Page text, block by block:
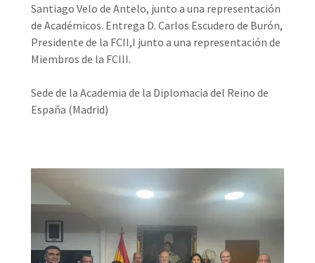
Santiago Velo de Antelo, junto a una representación
de Académicos. Entrega D. Carlos Escudero de Burón,
Presidente de la FCII,I junto a una representación de
Miembros de la FCIII.
Sede de la Academia de la Diplomacia del Reino de
España (Madrid)